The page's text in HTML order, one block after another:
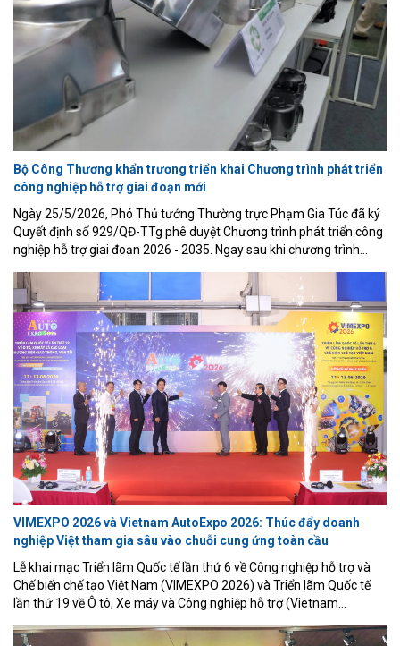
Bộ Công Thương khẩn trương triển khai Chương trình phát triển
công nghiệp hỗ trợ giai đoạn mới
Ngày 25/5/2026, Phó Thủ tướng Thường trực Phạm Gia Túc đã ký
Quyết định số 929/QĐ-TTg phê duyệt Chương trình phát triển công
nghiệp hỗ trợ giai đoạn 2026 - 2035. Ngay sau khi chương trình
bước chuẩn bị cần thiết để đưa chương trình vào thực tiễn, bảo
đảm các mục tiêu đề ra sớm được hiện thực hóa.
VIMEXPO 2026 và Vietnam AutoExpo 2026: Thúc đẩy doanh
nghiệp Việt tham gia sâu vào chuỗi cung ứng toàn cầu
Lễ khai mạc Triển lãm Quốc tế lần thứ 6 về Công nghiệp hỗ trợ và
Chế biến chế tạo Việt Nam (VIMEXPO 2026) và Triển lãm Quốc tế
lần thứ 19 về Ô tô, Xe máy và Công nghiệp hỗ trợ (Vietnam
ICE Hà Nội.